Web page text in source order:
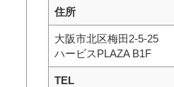
住所
大阪市北区梅田2-5-25
ハービスPLAZA B1F
TEL